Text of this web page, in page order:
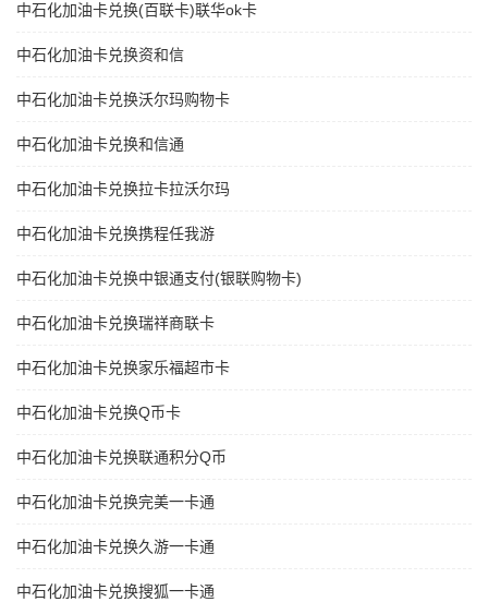
中石化加油卡兑换(百联卡)联华ok卡
中石化加油卡兑换资和信
中石化加油卡兑换沃尔玛购物卡
中石化加油卡兑换和信通
中石化加油卡兑换拉卡拉沃尔玛
中石化加油卡兑换携程任我游
中石化加油卡兑换中银通支付(银联购物卡)
中石化加油卡兑换瑞祥商联卡
中石化加油卡兑换家乐福超市卡
中石化加油卡兑换Q币卡
中石化加油卡兑换联通积分Q币
中石化加油卡兑换完美一卡通
中石化加油卡兑换久游一卡通
中石化加油卡兑换搜狐一卡通